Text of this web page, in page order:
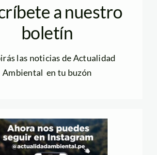
a nuestro
boletín
las noticias de Actualidad
Ambiental en tu buzón